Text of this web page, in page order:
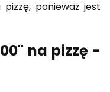
ponieważ jest
na pizzę -